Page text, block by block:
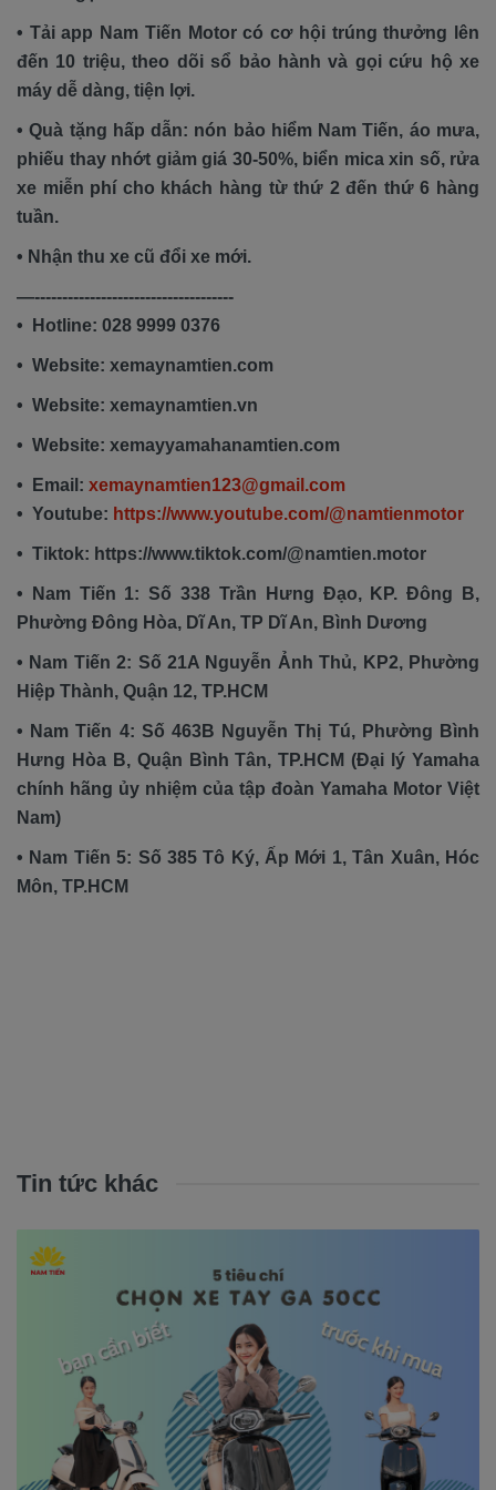
• Tải app Nam Tiến Motor có cơ hội trúng thưởng lên
đến 10 triệu, theo dõi sổ bảo hành và gọi cứu hộ xe
máy dễ dàng, tiện lợi.
• Quà tặng hấp dẫn: nón bảo hiểm Nam Tiến, áo mưa,
phiếu thay nhớt giảm giá 30-50%, biển mica xin số, rửa
xe miễn phí cho khách hàng từ thứ 2 đến thứ 6 hàng
tuần.
• Nhận thu xe cũ đổi xe mới.
—------------------------------------
• Hotline: 028 9999 0376
• Website: xemaynamtien.com
• Website: xemaynamtien.vn
• Website: xemayyamahanamtien.com
• Email: xemaynamtien123@gmail.com
• Youtube: https://www.youtube.com/@namtienmotor
• Tiktok: https://www.tiktok.com/@namtien.motor
• Nam Tiến 1: Số 338 Trần Hưng Đạo, KP. Đông B,
Phường Đông Hòa, Dĩ An, TP Dĩ An, Bình Dương
• Nam Tiến 2: Số 21A Nguyễn Ảnh Thủ, KP2, Phường
Hiệp Thành, Quận 12, TP.HCM
• Nam Tiến 4: Số 463B Nguyễn Thị Tú, Phường Bình
Hưng Hòa B, Quận Bình Tân, TP.HCM (Đại lý Yamaha
chính hãng ủy nhiệm của tập đoàn Yamaha Motor Việt
Nam)
• Nam Tiến 5: Số 385 Tô Ký, Ấp Mới 1, Tân Xuân, Hóc
Môn, TP.HCM
Tin tức khác